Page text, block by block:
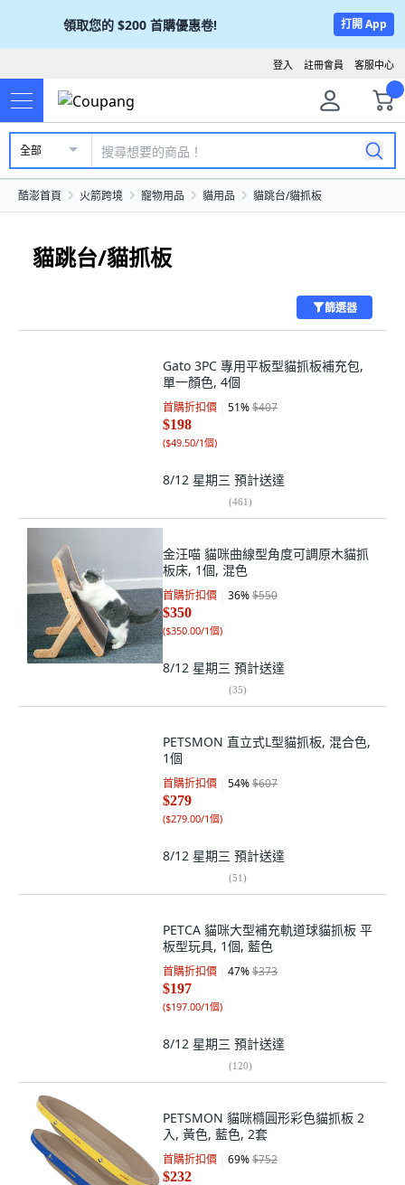
領取您的 $200 首購優惠卷! 打開 App
客服中心
註冊會員
登入
全部
酷澎首頁 火箭跨境 寵物用品 貓用品 貓跳台/貓抓板
貓跳台/貓抓板
篩選器
Gato 3PC 專用平板型貓抓板補充包,
單一顏色, 4個
首購折扣價 51%$407
$198
($49.50/1個)
8/12 星期三 預計送達
(461)
金汪喵 貓咪曲線型角度可調原木貓抓
板床, 1個, 混色
首購折扣價 36%$550
$350
($350.00/1個)
8/12 星期三 預計送達
(35)
PETSMON 直立式L型貓抓板, 混合色,
1個
首購折扣價 54%$607
$279
($279.00/1個)
8/12 星期三 預計送達
(51)
PETCA 貓咪大型補充軌道球貓抓板 平
板型玩具, 1個, 藍色
首購折扣價 47%$373
$197
($197.00/1個)
8/12 星期三 預計送達
(120)
PETSMON 貓咪橢圓形彩色貓抓板 2
入, 黃色, 藍色, 2套
首購折扣價 69%$752
$232